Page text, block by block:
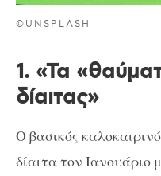
©UNSPLASH
1. «Τα
δίαιτας»
Ο βασικός
δίαιτα τον Ιανουάριο